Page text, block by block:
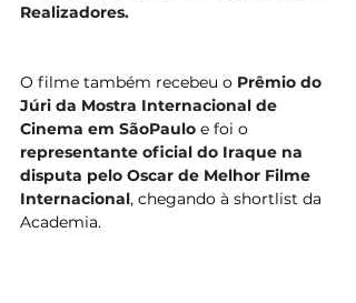
Realizadores.
O filme também recebeu o Prêmio do
Júri da Mostra Internacional de
Cinema em SãoPaulo e foi o
representante oficial do Iraque na
disputa pelo Oscar de Melhor Filme
Internacional, chegando à shortlist da
Academia.